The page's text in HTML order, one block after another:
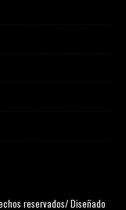
reservados/ Diseñado